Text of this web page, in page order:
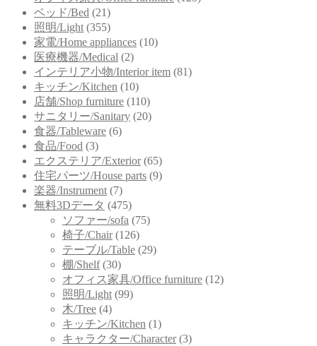
ベッド/Bed (21)
照明/Light (355)
家電/Home appliances (10)
医療機器/Medical (2)
インテリア小物/Interior item (81)
キッチン/Kitchen (10)
店舗/Shop furniture (110)
サニタリー/Sanitary (20)
食器/Tableware (6)
食品/Food (3)
エクステリア/Exterior (65)
住宅パーツ/House parts (9)
楽器/Instrument (7)
無料3Dデータ (475)
ソファー/sofa (75)
椅子/Chair (126)
テーブル/Table (29)
棚/Shelf (30)
オフィス家具/Office furniture (12)
照明/Light (99)
木/Tree (4)
キッチン/Kitchen (1)
キャラクター/Character (3)